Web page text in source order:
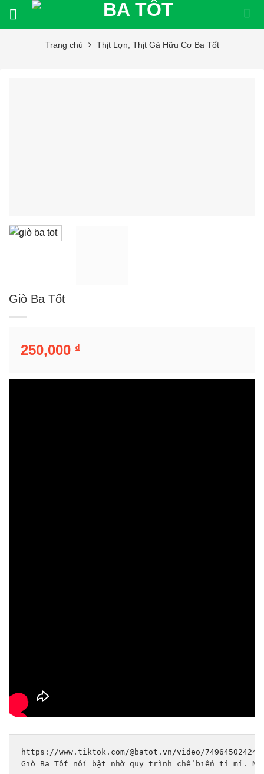
qua
Trang chủ Thịt Lợn, Thịt Gà Hữu Cơ Ba Tốt
Giò Ba Tốt
250,000 ₫
https://www.tiktok.com/@batot.vn/video/
Giò Ba Tốt nổi bật nhờ quy trình chế biến tỉ mỉ.